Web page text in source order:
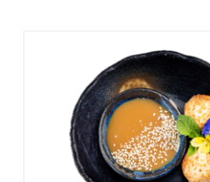
DODAJ DO KOSZYKA /